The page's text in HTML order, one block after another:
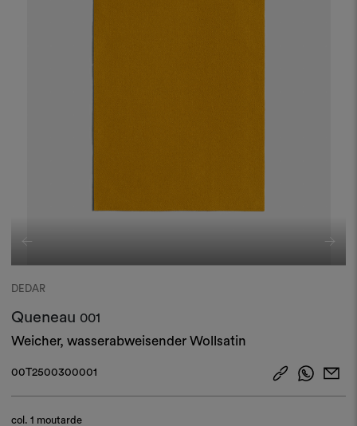
DEDAR
Queneau 001
Weicher, wasserabweisender Wollsatin
00T2500300001
col.1 moutarde